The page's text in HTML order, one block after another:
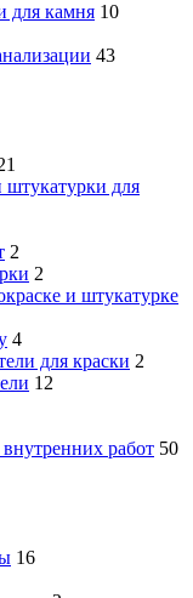
для камня 10
43
штукатурки для
2
2
и штукатурке
4
для краски 2
12
работ 50
16